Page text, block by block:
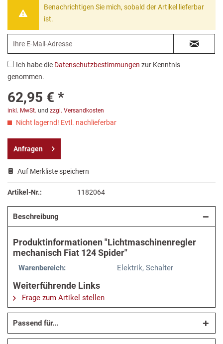
Benachrichtigen Sie mich, sobald der Artikel lieferbar
ist.
Ich habe die Datenschutzbestimmungen zur Kenntnis
genommen.
62,95 € *
inkl. MwSt. und zzgl. Versandkosten
Nicht lagernd! Evtl. nachlieferbar
Anfragen
Auf Merkliste speichern
Artikel-Nr.: 1182064
Beschreibung
Produktinformationen "Lichtmaschinenregler
mechanisch Fiat 124 Spider"
Warenbereich: Elektrik, Schalter
Weiterführende Links
Frage zum Artikel stellen
Passend für...